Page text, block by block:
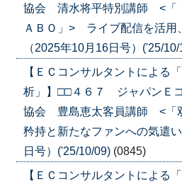
協会 清水将平特別講師 <「
ＡＢＯ」> ライブ配信を活用
（2025年10月16日号）('25/10/
【ＥＣコンサルタントによる
析」】□□４６７ ジャパンＥ
協会 豊島恵太客員講師 <「
矜持と新たなファンへの気遣
日号）('25/10/09) (0845)
【ＥＣコンサルタントによる